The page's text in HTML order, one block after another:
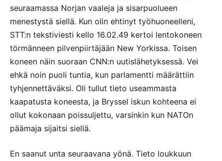
seuraamassa Norjan vaaleja ja sisarpuolueen
menestystä siellä. Kun olin ehtinyt työhuoneelleni,
STT:n tekstiviesti kello 16.02.49 kertoi lentokoneen
törmänneen pilvenpiirtäjään New Yorkissa. Toisen
koneen näin suoraan CNN:n uutislähetyksessä. Vei
ehkä noin puoli tuntia, kun parlamentti määrättiin
tyhjennettäväksi. Oli tullut tieto useammasta
kaapatusta koneesta, ja Bryssel iskun kohteena ei
ollut kokonaan poissuljettu, varsinkin kun NATOn
päämaja sijaitsi siellä.
En saanut unta seuraavana yönä. Tieto loukkuun